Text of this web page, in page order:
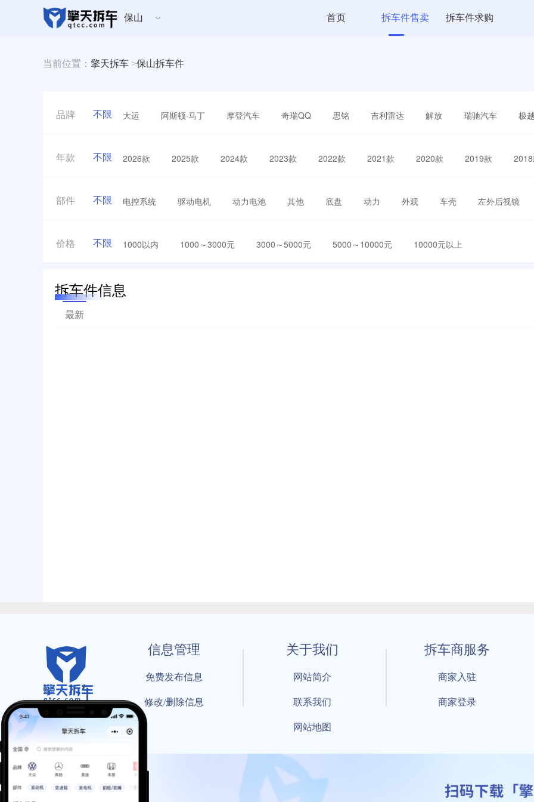
保山 首页 拆车件售卖 拆车件求购
当前位置： 擎天拆车 >保山拆车件
品牌 不限 大运 阿斯顿·马丁 摩登汽车 奇瑞QQ 思铭 吉利雷达 解放 瑞驰汽车 极
年款 不限 2026款 2025款 2024款 2023款 2022款 2021款 2020款 2019款
部件 不限 电控系统 驱动电机 动力电池 其他 底盘 动力 外观 车壳 左外后视镜
价格 不限 1000以内 1000～3000元 3000～5000元 5000～10000元 10000元以上
拆车件信息
最新
信息管理
免费发布信息
修改/删除信息
关于我们
网站简介
联系我们
网站地图
拆车商服务
商家入驻
商家登录
© 2021 By 擎天拆车-买卖拆车件，擎天拆车好省快 All Rights Reserved
工信部备案号：鲁ICP备18021004号-17 公安部备案号： 鲁公网安备